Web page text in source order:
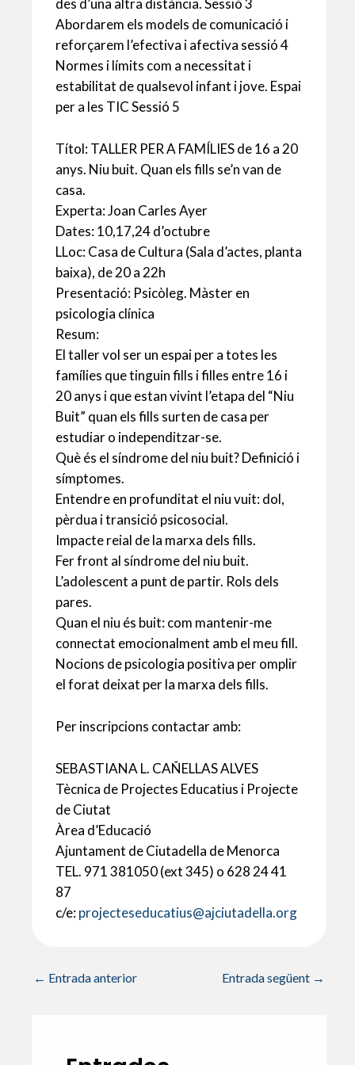
Abordarem els models de comunicació i
reforçarem l’efectiva i afectiva sessió 4
Normes i límits com a necessitat i
estabilitat de qualsevol infant i jove. Espai
per a les TIC Sessió 5
Títol: TALLER PER A FAMÍLIES de 16 a 20
anys. Niu buit. Quan els fills se’n van de
casa.
Experta: Joan Carles Ayer
Dates: 10,17,24 d’octubre
LLoc: Casa de Cultura (Sala d’actes, planta
baixa), de 20 a 22h
Presentació: Psicòleg. Màster en
psicologia clínica
Resum:
El taller vol ser un espai per a totes les
famílies que tinguin fills i filles entre 16 i
20 anys i que estan vivint l’etapa del “Niu
Buit” quan els fills surten de casa per
estudiar o independitzar-se.
Què és el síndrome del niu buit? Definició i
símptomes.
Entendre en profunditat el niu vuit: dol,
pèrdua i transició psicosocial.
Impacte reial de la marxa dels fills.
Fer front al síndrome del niu buit.
L’adolescent a punt de partir. Rols dels
pares.
Quan el niu és buit: com mantenir-me
connectat emocionalment amb el meu fill.
Nocions de psicologia positiva per omplir
el forat deixat per la marxa dels fills.
Per inscripcions contactar amb:
SEBASTIANA L. CAÑELLAS ALVES
Tècnica de Projectes Educatius i Projecte
de Ciutat
Àrea d’Educació
Ajuntament de Ciutadella de Menorca
TEL. 971 381050 (ext 345) o 628 24 41
87
c/e:projecteseducatius@ajciutadella.org
← Entrada anterior Entrada següent →